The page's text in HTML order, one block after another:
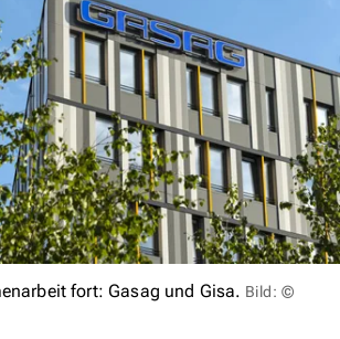
fort: Gasag und Gisa. Bild: ©